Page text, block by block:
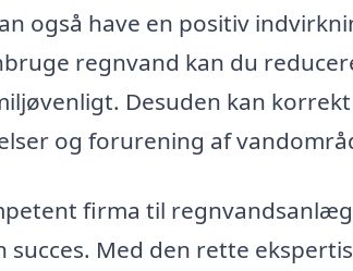
også have en positiv
regnvand kan du
Desuden kan
og forurening af
firma til
succes. Med den rette